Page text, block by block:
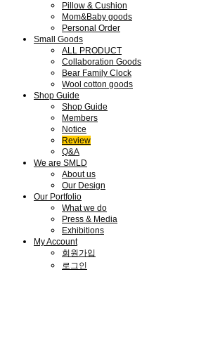
Pillow & Cushion
Mom&Baby goods
Personal Order
Small Goods
ALL PRODUCT
Collaboration Goods
Bear Family Clock
Wool cotton goods
Shop Guide
Shop Guide
Members
Notice
Review
Q&A
We are SMLD
About us
Our Design
Our Portfolio
What we do
Press & Media
Exhibitions
My Account
회원가입
로그인